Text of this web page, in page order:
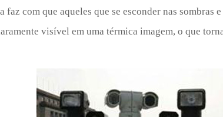
com que aqueles que se esconder nas sombras
visível em uma térmica imagem, o que